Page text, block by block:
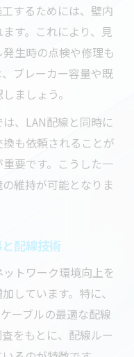
安定した通信環境
工事ポイント解説
気工事の専門性
る高速通信対策
線の工夫
視のLAN配線方法
事と配線の工夫
安全対策とは
配線メリット
を徹底比較
の安全性と信頼性
工事の技術力
するためには、壁内
す。これにより、見
生時の点検や修理も
ブレーカー容量や既
ましょう。
、LAN配線と同時に
も依頼されることが
要です。こうした一
維持が可能となりま
配線技術
トワーク環境向上を
しています。特に、
ーブルの最適な配線
をもとに、配線ルー